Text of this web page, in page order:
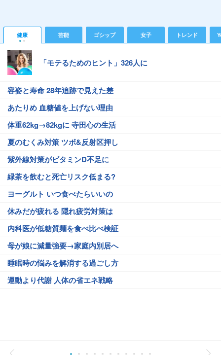
健康 芸能 ゴシップ 女子 トレンド
「モテるためのヒント」326人に
容姿と寿命 28年追跡で見えた差
あたりめ 血糖値を上げない理由
体重62kg→82kgに 寺田心の生活
夏のむくみ対策 ツボ&反射区押し
紫外線対策がビタミンD不足に
緑茶を飲むと死亡リスク低まる?
ヨーグルト いつ食べたらいいの
休みだが疲れる 隠れ疲労対策は
内科医が低糖質麺を食べ比べ検証
母が娘に減量強要→家庭内別居へ
睡眠時の悩みを解消する過ごし方
運動より代謝 人体の省エネ戦略